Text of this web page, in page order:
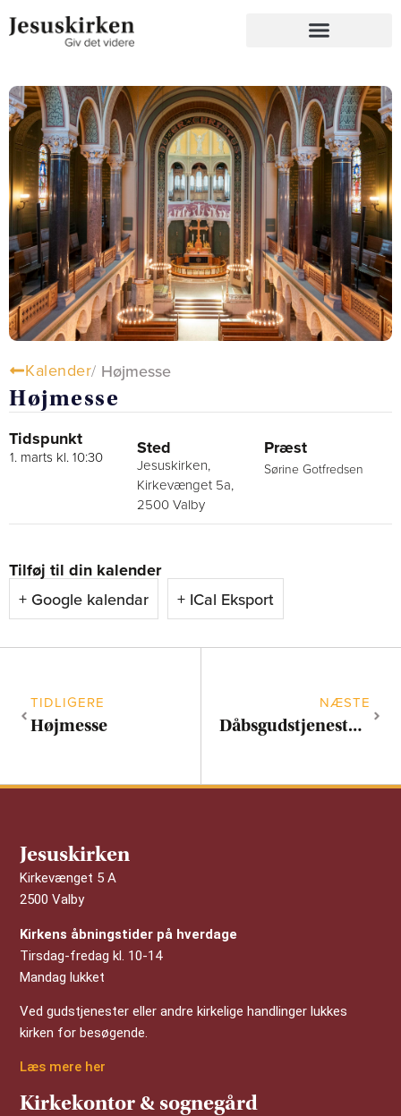
Kalender/ Højmesse
Højmesse
Tidspunkt
1. marts kl. 10:30 Sted
Jesuskirken,
Kirkevænget 5a,
2500 Valby
Præst
Sørine Gotfredsen
Tilføj til din kalender
+ Google kalendar + ICal Eksport
TIDLIGERE
Højmesse
NÆSTE
Dåbsgudstjeneste
Jesuskirken
Kirkevænget 5 A
2500 Valby
Kirkens åbningstider på hverdage
Tirsdag-fredag kl. 10-14
Mandag lukket
Ved gudstjenester eller andre kirkelige handlinger lukkes
kirken for besøgende.
Læs mere her
Kirkekontor & sognegård